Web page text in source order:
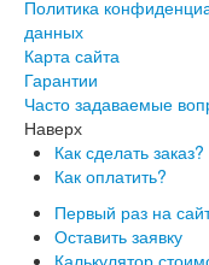
Политика
данных
Карта сайта
Гарантии
Часто задаваемые
Наверх
Как сделать заказ?
Как оплатить?
Первый раз на
Оставить заявку
Калькулятор